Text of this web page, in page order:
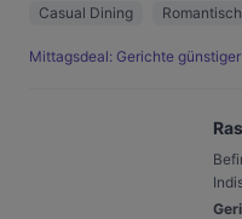
Casual Dining Romantisch
Mittagsdeal: Gerichte